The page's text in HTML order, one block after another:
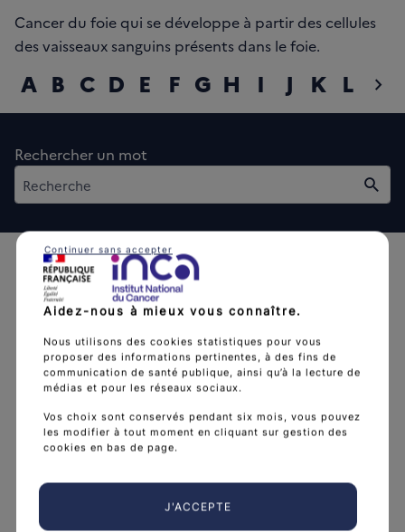
Cancer du foie qui se développe à partir des cellules
des vaisseaux sanguins présents dans le foie.
chevron_right
A B C D E F G H I J K L M
Rechercher un mot
L'Institut national du cancer est l’agence d'expertise
sanitaire et scientifique en cancérologie de l’État.
Découvrir l’Institut arrow_forward
Nous suivre
Aidez-nous à mieux vous connaître.
Nous utilisons des cookies statistiques pour vous
proposer des informations pertinentes, à des fins de
communication de santé publique, ainsi qu’à la lecture de
médias et pour les réseaux sociaux.
Vos choix sont conservés pendant six mois, vous pouvez
les modifier à tout moment en cliquant sur gestion des
cookies en bas de page.
J'ACCEPTE
Continuer sans accepter